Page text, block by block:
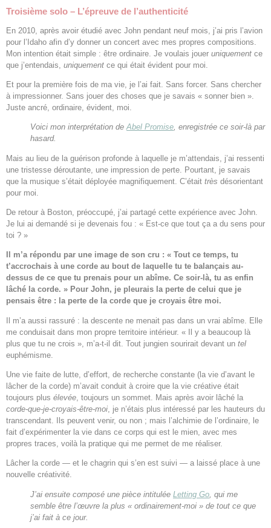
Troisième solo – L’épreuve de l’authenticité
En 2010, après avoir étudié avec John pendant neuf mois, j’ai pris l’avion
pour l’Idaho afin d’y donner un concert avec mes propres compositions.
Mon intention était simple : être ordinaire. Je voulais jouer uniquement ce
que j’entendais, uniquement ce qui était évident pour moi.
Et pour la première fois de ma vie, je l’ai fait. Sans forcer. Sans chercher
à impressionner. Sans jouer des choses que je savais « sonner bien ».
Juste ancré, ordinaire, évident, moi.
Voici mon interprétation deAbel Promise, enregistrée ce soir-là par
hasard.
Mais au lieu de la guérison profonde à laquelle je m’attendais, j’ai ressenti
une tristesse déroutante, une impression de perte. Pourtant, je savais
que la musique s’était déployée magnifiquement. C’était très désorientant
pour moi.
De retour à Boston, préoccupé, j’ai partagé cette expérience avec John.
Je lui ai demandé si je devenais fou : « Est-ce que tout ça a du sens pour
toi ? »
Il m’a répondu par une image de son cru : « Tout ce temps, tu
t’accrochais à une corde au bout de laquelle tu te balançais au-
dessus de ce que tu prenais pour un abîme. Ce soir-là, tu as enfin
lâché la corde. » Pour John, je pleurais la perte de celui que je
pensais être : la perte de la corde que je croyais être moi.
Il m’a aussi rassuré : la descente ne menait pas dans un vrai abîme. Elle
me conduisait dans mon propre territoire intérieur. « Il y a beaucoup là
plus que tu ne crois », m’a-t-il dit. Tout jungien sourirait devant un tel
euphémisme.
Une vie faite de lutte, d’effort, de recherche constante (la vie d’avant le
lâcher de la corde) m’avait conduit à croire que la vie créative était
toujours plus élevée , toujours un sommet. Mais après avoir lâché la
corde-que-je-croyais-être-moi , je n’étais plus intéressé par les hauteurs du
transcendant. Ils peuvent venir, ou non ; mais l’alchimie de l’ordinaire, le
fait d’expérimenter la vie dans ce corps qui est le mien, avec mes
propres traces, voilà la pratique qui me permet de me réaliser.
Lâcher la corde — et le chagrin qui s’en est suivi — a laissé place à une
nouvelle créativité.
J’ai ensuite composé une pièce intitulée Letting Go , qui me
semble être l’œuvre la plus « ordinairement-moi » de tout ce que
j’ai fait à ce jour.